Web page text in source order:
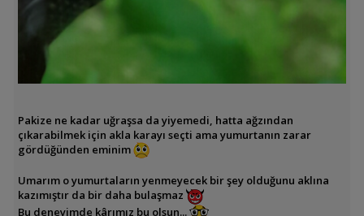
Pakize ne kadar uğraşsa da yiyemedi, hatta ağzından
çıkarabilmek için akla karayı seçti ama yumurtanın zarar
gördüğünden eminim
Umarım o yumurtaların yenmeyecek bir şey olduğunu aklına
kazımıştır da bir daha bulaşmaz
Bu deneyimde kârımız bu olsun...